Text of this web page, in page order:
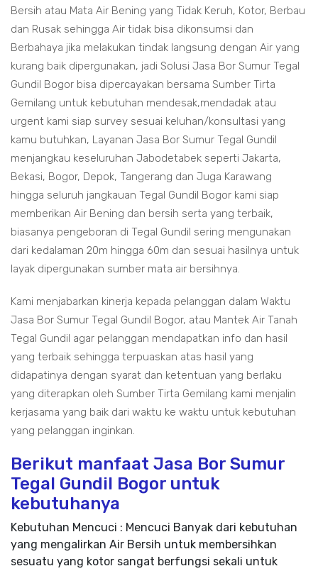
Bersih atau Mata Air Bening yang Tidak Keruh, Kotor, Berbau
dan Rusak sehingga Air tidak bisa dikonsumsi dan
Berbahaya jika melakukan tindak langsung dengan Air yang
kurang baik dipergunakan, jadi Solusi Jasa Bor Sumur Tegal
Gundil Bogor bisa dipercayakan bersama Sumber Tirta
Gemilang untuk kebutuhan mendesak,mendadak atau
urgent kami siap survey sesuai keluhan/konsultasi yang
kamu butuhkan, Layanan Jasa Bor Sumur Tegal Gundil
menjangkau keseluruhan Jabodetabek seperti Jakarta,
Bekasi, Bogor, Depok, Tangerang dan Juga Karawang
hingga seluruh jangkauan Tegal Gundil Bogor kami siap
memberikan Air Bening dan bersih serta yang terbaik,
biasanya pengeboran di Tegal Gundil sering mengunakan
dari kedalaman 20m hingga 60m dan sesuai hasilnya untuk
layak dipergunakan sumber mata air bersihnya.
Kami menjabarkan kinerja kepada pelanggan dalam Waktu
Jasa Bor Sumur Tegal Gundil Bogor, atau Mantek Air Tanah
Tegal Gundil agar pelanggan mendapatkan info dan hasil
yang terbaik sehingga terpuaskan atas hasil yang
didapatinya dengan syarat dan ketentuan yang berlaku
yang diterapkan oleh Sumber Tirta Gemilang kami menjalin
kerjasama yang baik dari waktu ke waktu untuk kebutuhan
yang pelanggan inginkan.
Berikut manfaat Jasa Bor Sumur
Tegal Gundil Bogor untuk
kebutuhanya
Kebutuhan Mencuci : Mencuci Banyak dari kebutuhan
yang mengalirkan Air Bersih untuk membersihkan
sesuatu yang kotor sangat berfungsi sekali untuk